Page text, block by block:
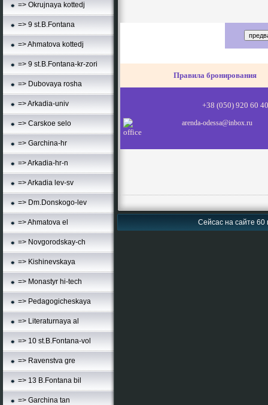
=> Okrujnaya kottedj
=> 9 st.B.Fontana
=> Ahmatova kottedj
=> 9 st.B.Fontana-kr-zori
=> Dubovaya rosha
=> Arkadia-univ
=> Carskoe selo
=> Garchina-hr
=> Arkadia-hr-n
=> Arkadia lev-sv
=> Dm.Donskogo-lev
=> Ahmatova el
=> Novgorodskay-ch
=> Kishinevskaya
=> Monastyr hi-tech
=> Pedagogicheskaya
=> Literaturnaya al
=> 10 st.B.Fontana-vol
=> Ravenstva gre
=> 13 B.Fontana bil
=> Garchina tan
Правила бронирования
+38 (050) 920 60 40
arenda-odessa@inbox.ru
Сейсас на сайте 60